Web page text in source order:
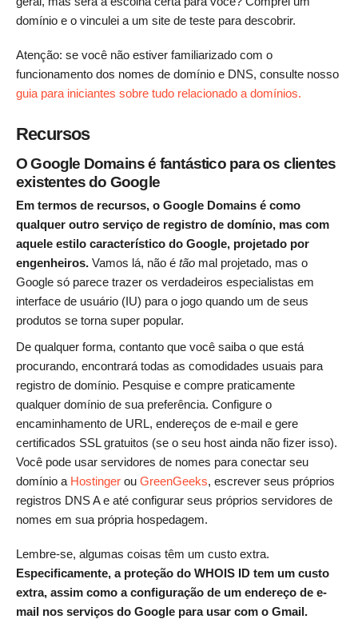
domínio e o vinculei a um site de teste para descobrir.
Atenção: se você não estiver familiarizado com o
funcionamento dos nomes de domínio e DNS, consulte nosso
guia para iniciantes sobre tudo relacionado a domínios.
Recursos
O Google Domains é fantástico para os clientes
existentes do Google
Em termos de recursos, o Google Domains é como
qualquer outro serviço de registro de domínio, mas com
aquele estilo característico do Google, projetado por
engenheiros. Vamos lá, não é tão mal projetado, mas o
Google só parece trazer os verdadeiros especialistas em
interface de usuário (IU) para o jogo quando um de seus
produtos se torna super popular.
De qualquer forma, contanto que você saiba o que está
procurando, encontrará todas as comodidades usuais para
registro de domínio. Pesquise e compre praticamente
qualquer domínio de sua preferência. Configure o
encaminhamento de URL, endereços de e-mail e gere
certificados SSL gratuitos (se o seu host ainda não fizer isso).
Você pode usar servidores de nomes para conectar seu
domínio a Hostinger ou GreenGeeks, escrever seus próprios
registros DNS A e até configurar seus próprios servidores de
nomes em sua própria hospedagem.
Lembre-se, algumas coisas têm um custo extra.
Especificamente, a proteção do WHOIS ID tem um custo
extra, assim como a configuração de um endereço de e-
mail nos serviços do Google para usar com o Gmail.